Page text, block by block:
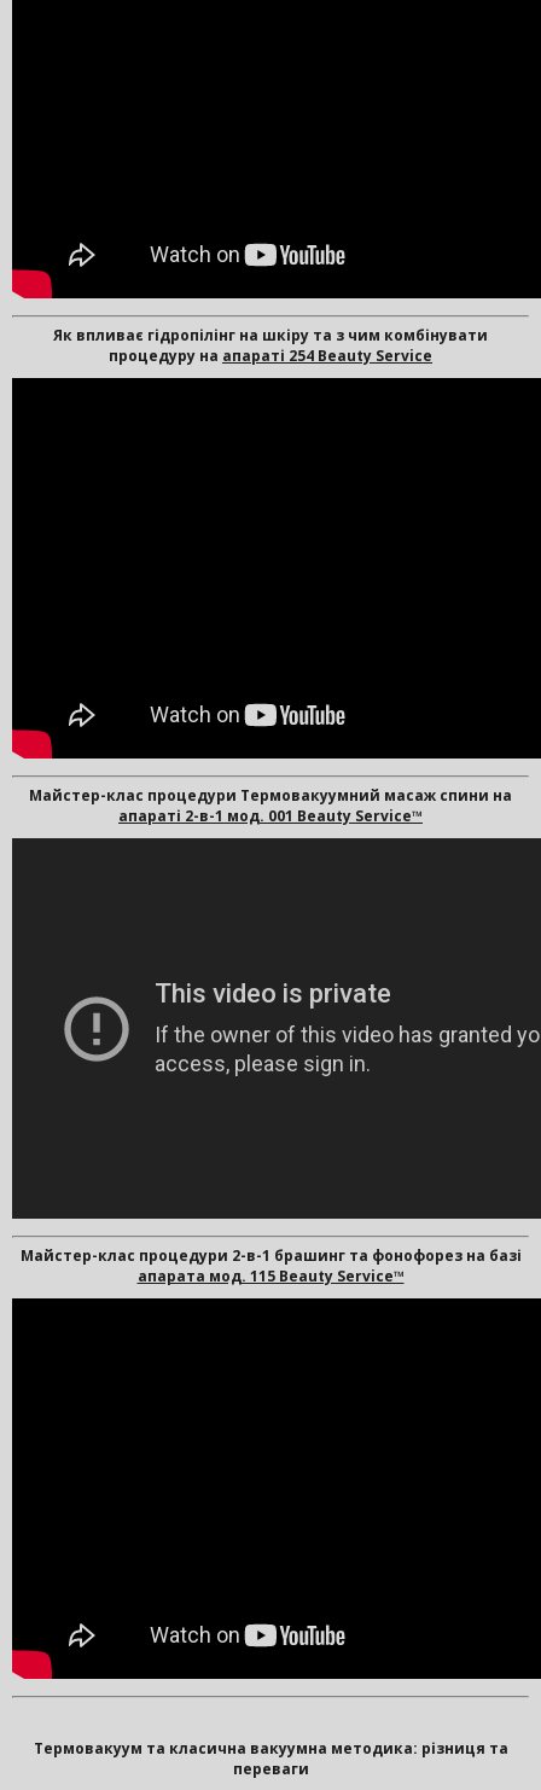
Як впливає гідропілінг на шкіру та з чим комбінувати
процедуру на апараті 254 Beauty Service
Майстер-клас процедури Термовакуумний масаж спини на
апараті 2-в-1 мод. 001 Beauty Service™
Майстер-клас процедури 2-в-1 брашинг та фонофорез на базі
апарата мод. 115 Beauty Service™
Термовакуум та класична вакуумна методика: різниця та
переваги